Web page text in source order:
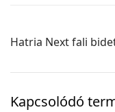
Hatria Next fali
Kapcsolódó